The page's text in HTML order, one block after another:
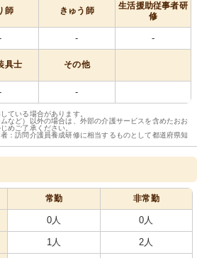
師 きゅう師
生活援助従事者研
修
- -
具士 その他
-
ている場合があります。
など）以外の場合は、外部の介護サービスを含めたおお
めご了承ください。
：訪問介護員養成研修に相当するものとして都道府県知
常勤 非常勤
0人 0人
1人 2人